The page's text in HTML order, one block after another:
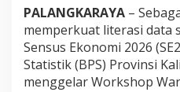
PALANGKARAYA –
memperkuat literasi data
Sensus Ekonomi 2026
Statistik (BPS) Provinsi
menggelar Workshop